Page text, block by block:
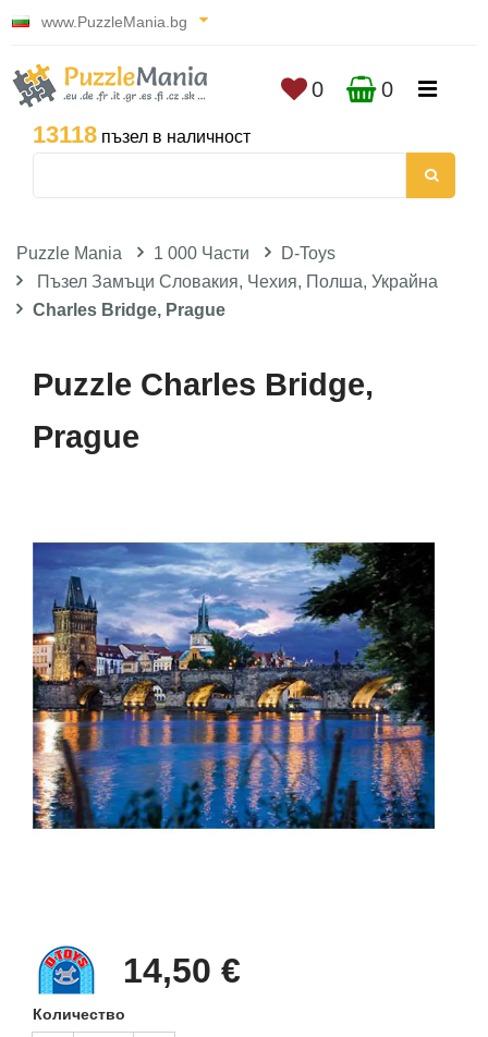
www.PuzzleMania.bg
13118 пъзел в наличност
0 0
Puzzle Mania 1 000 Части
D-Toys
Пъзел Замъци Словакия, Чехия, Полша, Украйна
Charles Bridge, Prague
Puzzle Charles Bridge,
Prague
14,50 €
Количество